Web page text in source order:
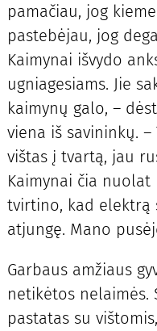
pamačiau, jog
pastebėjau, jog
Kaimynai išvydo
ugniagesiams. Jie
kaimynų galo, –
viena iš savininkų.
vištas į tvartą, jau
Kaimynai čia nuolat
tvirtino, kad elektrą
atjungę. Mano
Garbaus amžiaus
netikėtos nelaimės.
pastatas su